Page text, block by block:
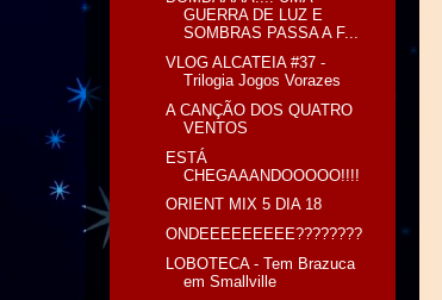
GUERRA DE LUZ E
SOMBRAS PASSA A F...
VLOG ALCATEIA #37 -
Trilogia Jogos Vorazes
A CANÇÃO DOS QUATRO
VENTOS
ESTÁ
CHEGAAANDOOOOO!!!!
ORIENT MIX 5 DIA 18
ONDEEEEEEEEE????????
LOBOTECA - Tem Brazuca
em Smallville